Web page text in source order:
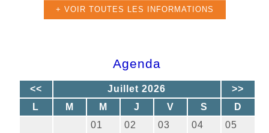
+ VOIR TOUTES LES INFORMATIONS
Agenda
<< Juillet 2026
>>
L
M M J V S
D
01
02 03 04
05